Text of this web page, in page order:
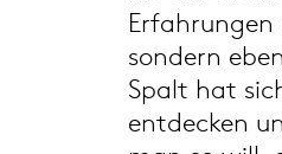
sondern
Spalt hat
entdecken